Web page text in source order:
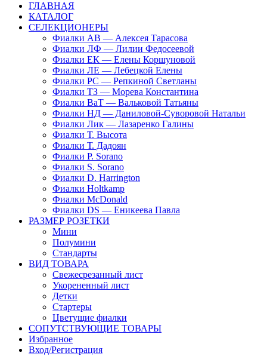
ГЛАВНАЯ
КАТАЛОГ
СЕЛЕКЦИОНЕРЫ
Фиалки АВ — Алексея Тарасова
Фиалки ЛФ — Лилии Федосеевой
Фиалки ЕК — Елены Коршуновой
Фиалки ЛЕ — Лебецкой Елены
Фиалки РС — Репкиной Светланы
Фиалки ТЗ — Морева Константина
Фиалки ВаТ — Вальковой Татьяны
Фиалки НД — Даниловой-Суворовой Натальи
Фиалки Лик — Лазаренко Галины
Фиалки Т. Высота
Фиалки Т. Дадоян
Фиалки P. Sorano
Фиалки S. Sorano
Фиалки D. Harrington
Фиалки Holtkamp
Фиалки McDonald
Фиалки DS — Еникеева Павла
РАЗМЕР РОЗЕТКИ
Мини
Полумини
Стандарты
ВИД ТОВАРА
Свежесрезанный лист
Укорененный лист
Детки
Стартеры
Цветущие фиалки
СОПУТСТВУЮЩИЕ ТОВАРЫ
Избранное
Вход/Регистрация